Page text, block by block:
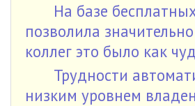
На базе
позволила
коллег это было как
Трудности
низким уровнем